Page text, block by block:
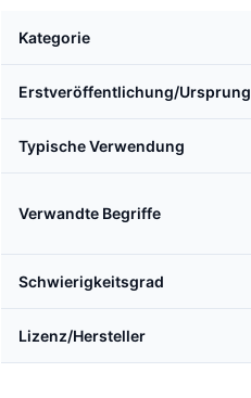
Kategorie
Erstveröffentlichung/Ursprung
Typische Verwendung
Verwandte Begriffe
Schwierigkeitsgrad
Lizenz/Hersteller